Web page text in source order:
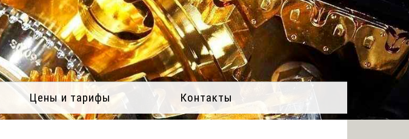
Цены и тарифы Контакты